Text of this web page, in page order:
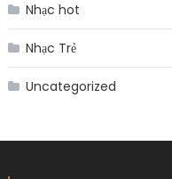
Nhạc hot
Nhạc Trẻ
Uncategorized